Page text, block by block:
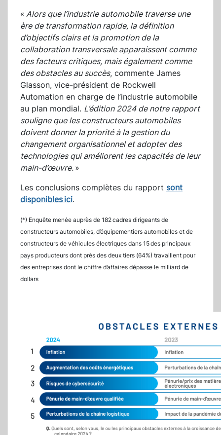
« Alors que l’industrie automobile traverse une
ère de transformation rapide, la définition
d’objectifs clairs et la promotion de la
collaboration transversale apparaissent comme
des facteurs critiques, mais également comme
des obstacles au succès, commente James
Glasson, vice-président de Rockwell
Automation en charge de l’industrie automobile
au plan mondial. L’édition 2024 de notre rapport
souligne que les constructeurs automobiles
doivent donner la priorité à la gestion du
changement organisationnel et adopter des
technologies qui améliorent les capacités de leur
main-d’œuvre. »
Les conclusions complètes du rapport sont
disponibles ici.
(*) Enquête menée auprès de 182 cadres dirigeants de
constructeurs automobiles, d’équipementiers automobiles et de
constructeurs de véhicules électriques dans 15 des principaux
pays producteurs dont près des deux tiers (64%) travaillent pour
des entreprises dont le chiffre d’affaires dépasse le milliard de
dollars